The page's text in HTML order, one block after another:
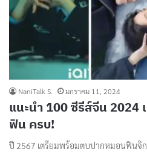
NaniTalk S. มกราคม 11, 2024
แนะนำ 100 ซีรีส์จีน 2024
ฟิน ครบ!
ปี 2567 เตรียมพร้อมตบปากหมอนฟินจิ